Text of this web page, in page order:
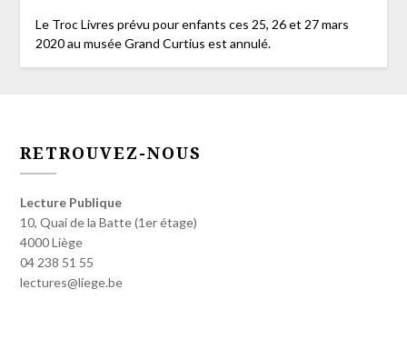
Le Troc Livres prévu pour enfants ces 25, 26 et 27 mars
2020 au musée Grand Curtius est annulé.
RETROUVEZ-NOUS
Lecture Publique
10, Quai de la Batte (1er étage)
4000 Liège
04 238 51 55
lectures@liege.be